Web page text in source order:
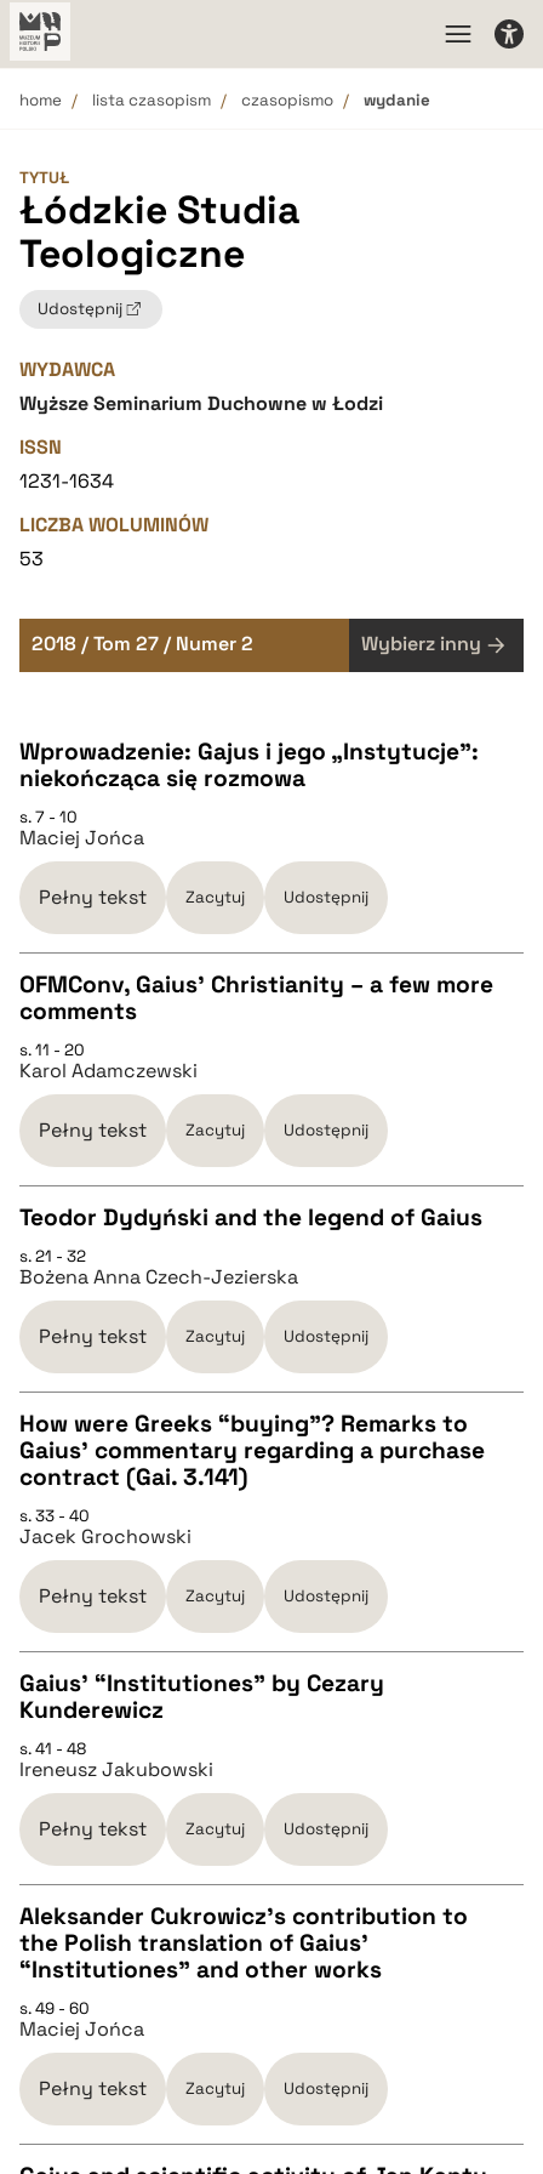
home lista czasopism czasopismo wydanie
TYTUŁ
Łódzkie Studia
Teologiczne
Udostępnij
WYDAWCA
Wyższe Seminarium Duchowne w Łodzi
ISSN
1231-1634
LICZBA WOLUMINÓW
53
2018 / Tom 27 / Numer 2 Wybierz inny
Wprowadzenie: Gajus i jego „Instytucje”:
niekończąca się rozmowa
s. 7 - 10
Maciej Jońca
Pełny tekst Zacytuj Udostępnij
pobierz cytat
BIBTEX
OFMConv, Gaius’ Christianity – a few more
comments
s. 11 - 20
Karol Adamczewski
Pełny tekst Zacytuj Udostępnij
CZYSTY TEKST
pobierz cytat
pobierz cytat
Teodor Dydyński and the legend of Gaius
s. 21 - 32
Bożena Anna Czech-Jezierska
Pełny tekst Zacytuj Udostępnij
CZYSTY TEKST
pobierz cytat
BIBTEX
pobierz cytat
How were Greeks “buying”? Remarks to
Gaius’ commentary regarding a purchase
contract (Gai. 3.141)
s. 33 - 40
Jacek Grochowski
Pełny tekst Zacytuj Udostępnij
pobierz cytat
BIBTEX
pobierz cytat
Gaius’ “Institutiones” by Cezary
Kunderewicz
s. 41 - 48
Ireneusz Jakubowski
Pełny tekst Zacytuj Udostępnij
CZYSTY TEKST
pobierz cytat
BIBTEX
Aleksander Cukrowicz’s contribution to
the Polish translation of Gaius’
“Institutiones” and other works
s. 49 - 60
Maciej Jońca
Pełny tekst Zacytuj Udostępnij